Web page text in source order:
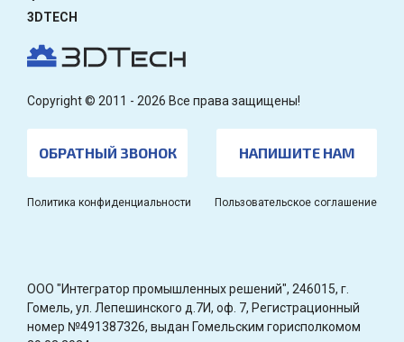
3DTECH
Copyright © 2011 - 2026 Все права защищены!
ОБРАТНЫЙ ЗВОНОК НАПИШИТЕ НАМ
Политика конфиденциальности Пользовательское соглашение
OOO "Интегратор промышленных решений", 246015, г.
Гомель, ул. Лепешинского д.7И, оф. 7, Регистрационный
номер №491387326, выдан Гомельским горисполкомом